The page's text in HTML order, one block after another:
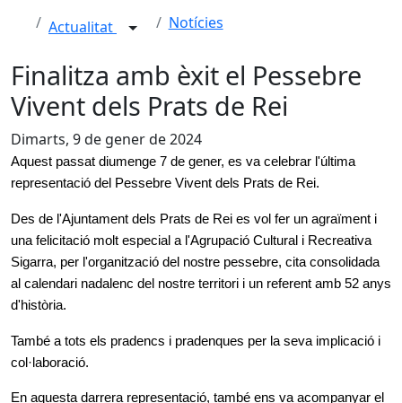
Actualitat Notícies
Finalitza amb èxit el Pessebre
Vivent dels Prats de Rei
Dimarts, 9 de gener de 2024
Aquest passat diumenge 7 de gener, es va celebrar l'última
representació del Pessebre Vivent dels Prats de Rei.
Des de l'Ajuntament dels Prats de Rei es vol fer un agraïment i
una felicitació molt especial a l'Agrupació Cultural i Recreativa
Sigarra, per l'organització del nostre pessebre, cita consolidada
al calendari nadalenc del nostre territori i un referent amb 52 anys
d'història.
També a tots els pradencs i pradenques per la seva implicació i
col·laboració.
En aquesta darrera representació, també ens va acompanyar el